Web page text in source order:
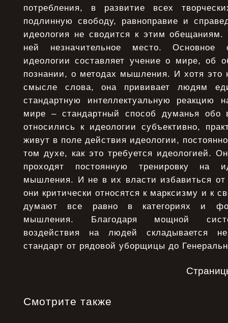
потребления, в развитие всех
подлинную свободу, равноправие и
идеология не сводится к этим
ней незначительное место. Основное
идеологии составляет учение о мире, об
познании, о методах мышления. И хотя это
смысле слова, она прививает людям
стандартную интеллектуальную реакцию
мире – стандартный способ думанья
относились к идеологии субъективно,
живут в поле действия идеологии,
том духе, как это требуется идеологией.
проходят постоянную тренировку на
мышления. И не в их власти избавиться от
они критически относятся к марксизму и к
думают все равно в категориях и
мышления. Благодаря мощной
воздействия на людей складывается
стандарт от рядовой уборщицы до
Смотрите также